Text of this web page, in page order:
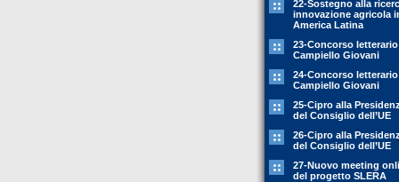
22-Sostegno alla
innovazione agricola
America Latina
23-Concorso letterario
Campiello Giovani
24-Concorso letterario
Campiello Giovani
25-Cipro alla
del Consiglio dell’UE
26-Cipro alla
del Consiglio dell’UE
27-Nuovo meeting
del progetto SLERA